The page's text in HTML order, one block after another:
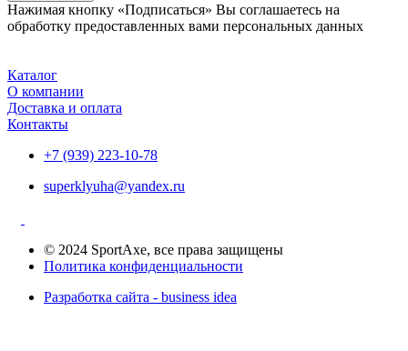
Нажимая кнопку «Подписаться» Вы соглашаетесь на
обработку предоставленных вами персональных данных
Каталог
О компании
Доставка и оплата
Контакты
+7 (939) 223-10-78
superklyuha@yandex.ru
© 2024 SportAxe, все права защищены
Политика конфиденциальности
Разработка сайта - business idea